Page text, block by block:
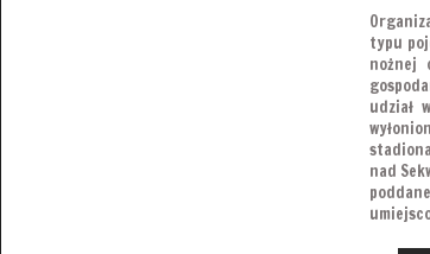
typu
nożnej
udział
nad